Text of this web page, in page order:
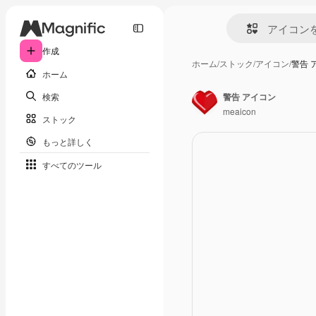
作成
ホーム
検索
ストック
もっと詳しく
すべてのツール
ホーム/ストック/アイコン/警告
警告 アイコン
meaicon